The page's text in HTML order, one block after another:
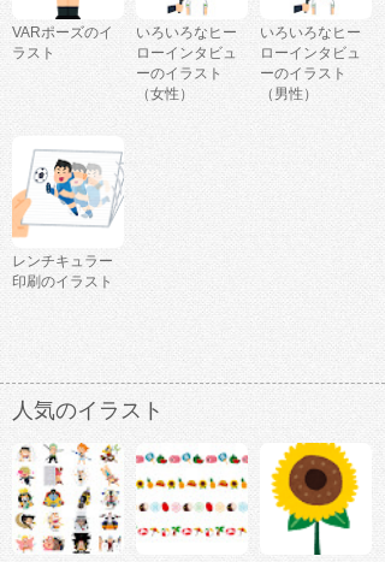
VARポーズのイ
ラスト
いろいろなヒー
ローインタビュ
ーのイラスト
（女性）
いろいろなヒー
ローインタビュ
ーのイラスト
（男性）
レンチキュラー
印刷のイラスト
人気のイラスト